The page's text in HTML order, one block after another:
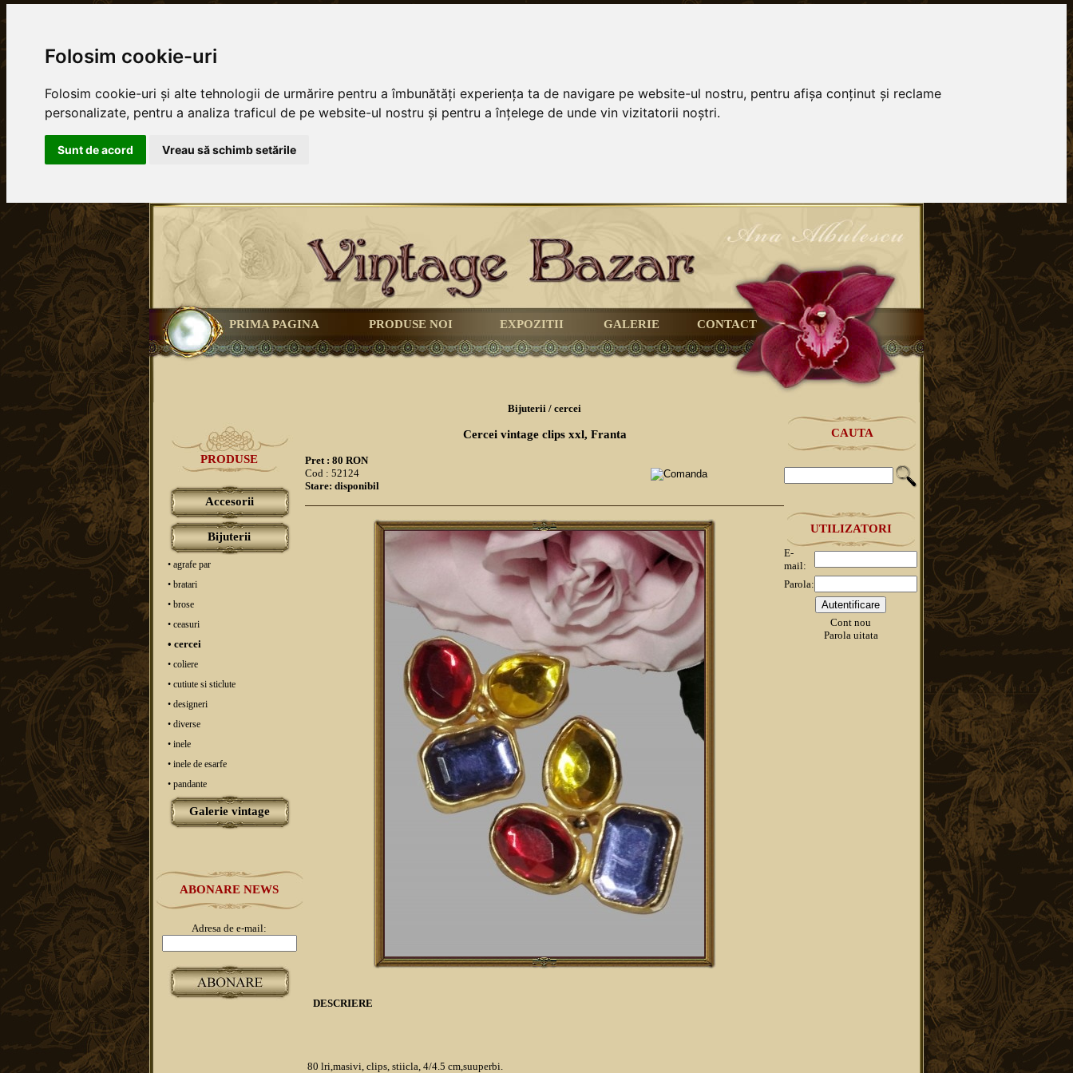
Folosim cookie-uri
Folosim cookie-uri și alte tehnologii de urmărire pentru a îmbunătăți experiența ta de navigare pe website-ul nostru, pentru afișa conținut și reclame
personalizate, pentru a analiza traficul de pe website-ul nostru și pentru a înțelege de unde vin vizitatorii noștri.
Sunt de acord Vreau să schimb setările
PRIMA PAGINA PRODUSE NOI EXPOZITII GALERIE CONTACT
PRODUSE
Accesorii
Bijuterii
• agrafe par
• bratari
• brose
• ceasuri
• cercei
• coliere
• cutiute si sticlute
• designeri
• diverse
• inele
• inele de esarfe
• pandante
Galerie vintage
ABONARE NEWS
Adresa de e-mail:
Bijuterii / cercei
Cercei vintage clips xxl, Franta
Pret : 80 RON
Cod : 52124
Stare: disponibil
DESCRIERE
80 lri,masivi, clips, stiicla, 4/4.5 cm,suuperbi.
CAUTA
UTILIZATORI
E-
mail:
Parola:
Cont nou
Parola uitata